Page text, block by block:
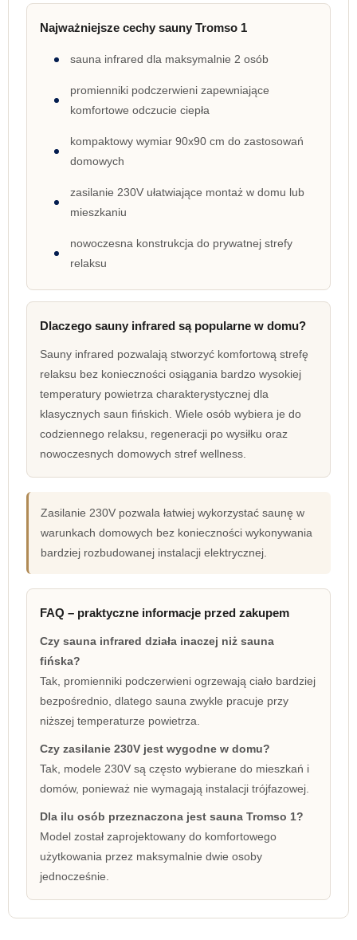
Najważniejsze cechy sauny Tromso 1
sauna infrared dla maksymalnie 2 osób
promienniki podczerwieni zapewniające
komfortowe odczucie ciepła
kompaktowy wymiar 90x90 cm do zastosowań
domowych
zasilanie 230V ułatwiające montaż w domu lub
mieszkaniu
nowoczesna konstrukcja do prywatnej strefy
relaksu
Dlaczego sauny infrared są popularne w domu?
Sauny infrared pozwalają stworzyć komfortową strefę
relaksu bez konieczności osiągania bardzo wysokiej
temperatury powietrza charakterystycznej dla
klasycznych saun fińskich. Wiele osób wybiera je do
codziennego relaksu, regeneracji po wysiłku oraz
nowoczesnych domowych stref wellness.
Zasilanie 230V pozwala łatwiej wykorzystać saunę w
warunkach domowych bez konieczności wykonywania
bardziej rozbudowanej instalacji elektrycznej.
FAQ – praktyczne informacje przed zakupem
Czy sauna infrared działa inaczej niż sauna
fińska?
Tak, promienniki podczerwieni ogrzewają ciało bardziej
bezpośrednio, dlatego sauna zwykle pracuje przy
niższej temperaturze powietrza.
Czy zasilanie 230V jest wygodne w domu?
Tak, modele 230V są często wybierane do mieszkań i
domów, ponieważ nie wymagają instalacji trójfazowej.
Dla ilu osób przeznaczona jest sauna Tromso 1?
Model został zaprojektowany do komfortowego
użytkowania przez maksymalnie dwie osoby
jednocześnie.